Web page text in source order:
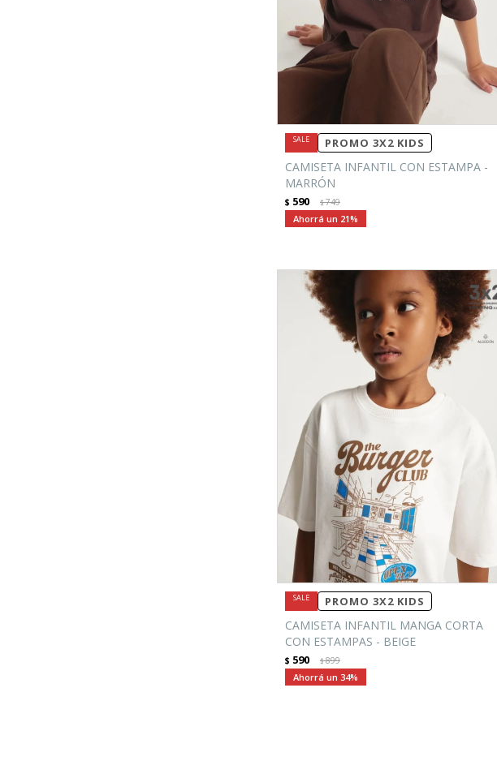
PROMO 3X2 KIDS
CAMISETA INFANTIL CON ESTAMPA -
MARRÓN
$ 590 $749
21
PROMO 3X2 KIDS
CAMISETA INFANTIL MANGA CORTA
CON ESTAMPAS - BEIGE
$ 590 $899
34